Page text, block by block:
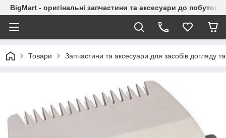
BigMart - оригінальні запчастини та аксесуари до побутової
Товари Запчастини та аксесуари для засобів догляду та